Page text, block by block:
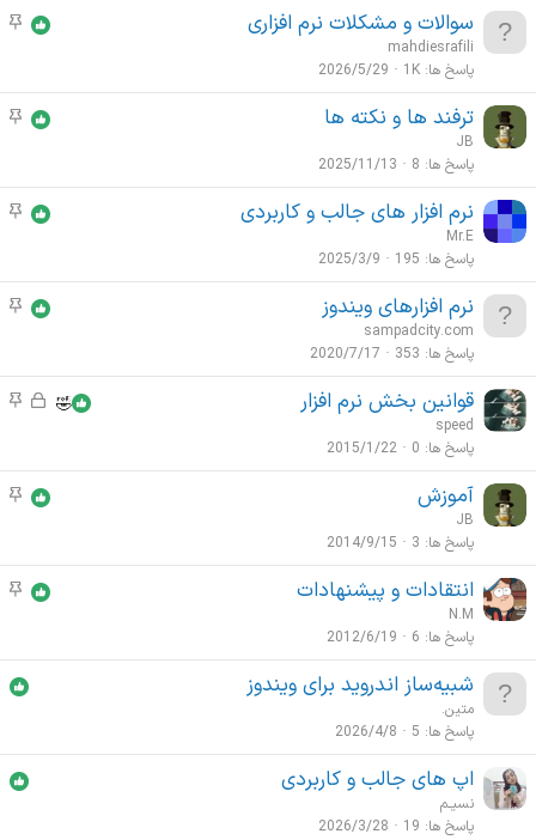
م
و
ع
م
ه
سوالات و مشکلات نرم افزاری
mahdiesrafili
پاسخ ها 1K
2026/5/29
م
و
ع
م
ه
ترفند ها و نکته ها
JB
پاسخ ها 8
2025/11/13
م
و
ع
م
ه
نرم افزار های جالب و کاربردی
Mr.E
پاسخ ها 195
2025/3/9
م
و
ع
م
ه
نرم افزارهای ویندوز
sampadcity.com
پاسخ ها 353
2020/7/17
ق
ش
د
م
و
ع
م
ه
قوانین بخش نرم افزار
speed
پاسخ ها 0
2015/1/22
م
و
ع
ه
آموزش
JB
پاسخ ها 3
2014/9/15
م
و
ع
ه
انتقادات و پیشنهادات
N.M
پاسخ ها 6
2012/6/19
شبیه‌ساز اندروید برای ویندوز
متین.
پاسخ ها 5
2026/4/8
اپ های جالب و کاربردی
نسیـم
پاسخ ها 19
2026/3/28